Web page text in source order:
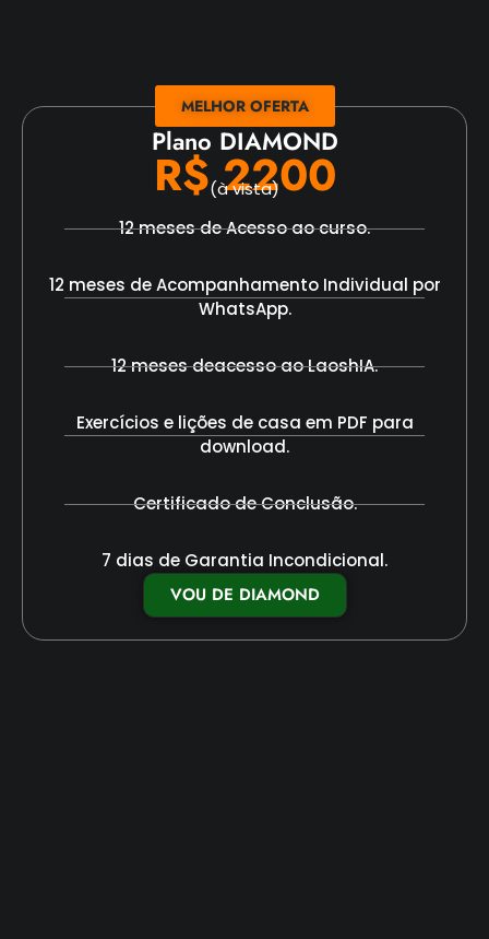
MELHOR OFERTA
Plano DIAMOND
R$ 2200
(à vista)
12 meses de Acesso ao curso.
12 meses de Acompanhamento Individual por
WhatsApp.
12 meses deacesso ao LaoshIA.
Exercícios e lições de casa em PDF para
download.
Certificado de Conclusão.
7 dias de Garantia Incondicional.
VOU DE DIAMOND